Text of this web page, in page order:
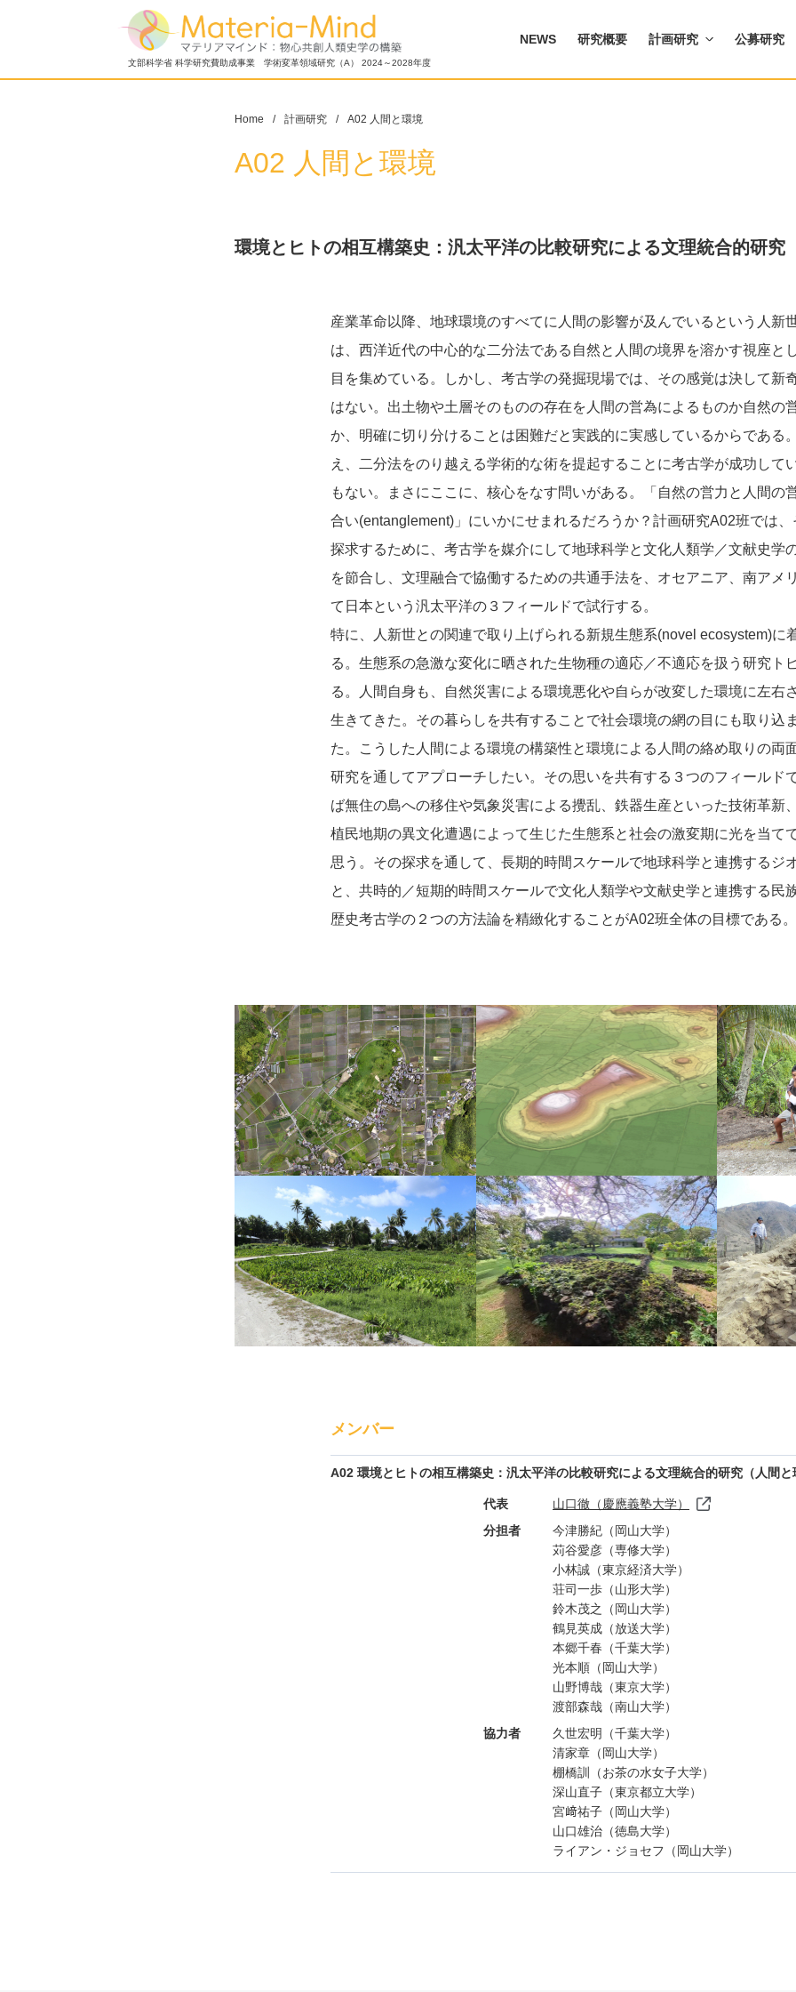
文部科学省 科学研究費助成事業 学術変革領域研究（A） 2024～2028年度
NEWS 研究概要 計画研究 公募研究
Home 計画研究 A02 人間と環境
A02 人間と環境
環境とヒトの相互構築史：汎太平洋の比較研究による文理統合的研究
産業革命以降、地球環境のすべてに人間の影響が及んでいるという人新
は、西洋近代の中心的な二分法である自然と人間の境界を溶かす視座と
目を集めている。しかし、考古学の発掘現場では、その感覚は決して新
はない。出土物や土層そのものの存在を人間の営為によるものか自然の
か、明確に切り分けることは困難だと実践的に実感しているからである
え、二分法をのり越える学術的な術を提起することに考古学が成功して
もない。まさにここに、核心をなす問いがある。「自然の営力と人間の
合い(entanglement)」にいかにせまれるだろうか？計画研究A02班では
探求するために、考古学を媒介にして地球科学と文化人類学／文献史学
を節合し、文理融合で協働するための共通手法を、オセアニア、南アメ
て日本という汎太平洋の３フィールドで試行する。
特に、人新世との関連で取り上げられる新規生態系(novel ecosystem)に
る。生態系の急激な変化に晒された生物種の適応／不適応を扱う研究ト
る。人間自身も、自然災害による環境悪化や自らが改変した環境に左右
生きてきた。その暮らしを共有することで社会環境の網の目にも取り込
た。こうした人間による環境の構築性と環境による人間の絡め取りの両
研究を通してアプローチしたい。その思いを共有する３つのフィールド
ば無住の島への移住や気象災害による攪乱、鉄器生産といった技術革新
植民地期の異文化遭遇によって生じた生態系と社会の激変期に光を当て
思う。その探求を通して、長期的時間スケールで地球科学と連携するジ
と、共時的／短期的時間スケールで文化人類学や文献史学と連携する民
歴史考古学の２つの方法論を精緻化することがA02班全体の目標である。
メンバー
A02 環境とヒトの相互構築史：汎太平洋の比較研究による文理統合的研究（人間と
代表
山口徹（慶應義塾大学）
分担者
今津勝紀（岡山大学）
苅谷愛彦（専修大学）
小林誠（東京経済大学）
荘司一歩（山形大学）
鈴木茂之（岡山大学）
鶴見英成（放送大学）
本郷千春（千葉大学）
光本順（岡山大学）
山野博哉（東京大学）
渡部森哉（南山大学）
協力者
久世宏明（千葉大学）
清家章（岡山大学）
棚橋訓（お茶の水女子大学）
深山直子（東京都立大学）
宮﨑祐子（岡山大学）
山口雄治（徳島大学）
ライアン・ジョセフ（岡山大学）